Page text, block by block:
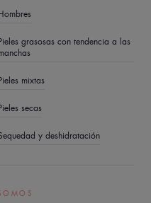
grasosas con tendencia a las
mixtas
secas
y deshidratación